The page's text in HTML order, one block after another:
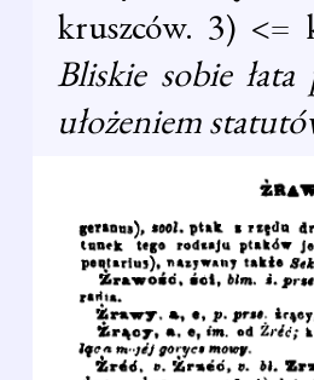
kruszców. 3) <=
Bliskie sobie
ułożeniem